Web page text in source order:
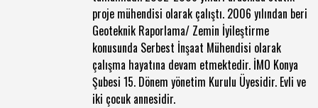
proje mühendisi olarak çalıştı. 2006 yılından beri
Geoteknik Raporlama/ Zemin İyileştirme
konusunda Serbest İnşaat Mühendisi olarak
çalışma hayatına devam etmektedir. İMO Konya
Şubesi 15. Dönem yönetim Kurulu Üyesidir. Evli ve
iki çocuk annesidir.